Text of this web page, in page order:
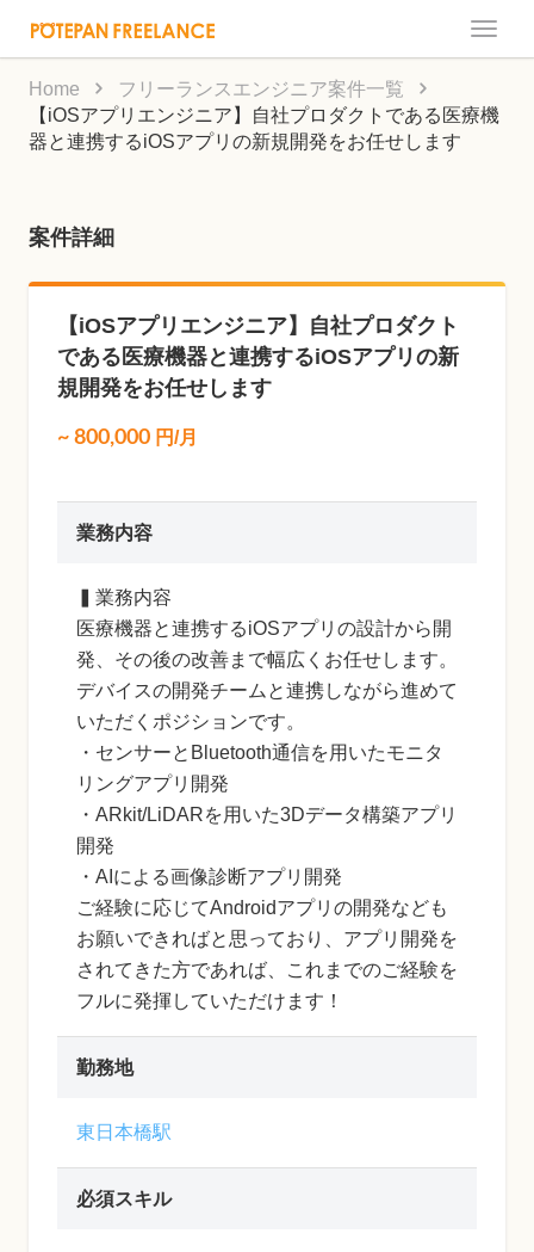
Toggle
Home
フリーランスエンジニア案件一覧
【iOSアプリエンジニア】自社プロダクトである医療機
器と連携するiOSアプリの新規開発をお任せします
案件詳細
【iOSアプリエンジニア】自社プロダクト
である医療機器と連携するiOSアプリの新
規開発をお任せします
~ 800,000 円/月
業務内容
▍業務内容
医療機器と連携するiOSアプリの設計から開
発、その後の改善まで幅広くお任せします。
デバイスの開発チームと連携しながら進めて
いただくポジションです。
・センサーとBluetooth通信を用いたモニタ
リングアプリ開発
・ARkit/LiDARを用いた3Dデータ構築アプリ
開発
・AIによる画像診断アプリ開発
ご経験に応じてAndroidアプリの開発なども
お願いできればと思っており、アプリ開発を
されてきた方であれば、これまでのご経験を
フルに発揮していただけます！
勤務地
東日本橋駅
必須スキル